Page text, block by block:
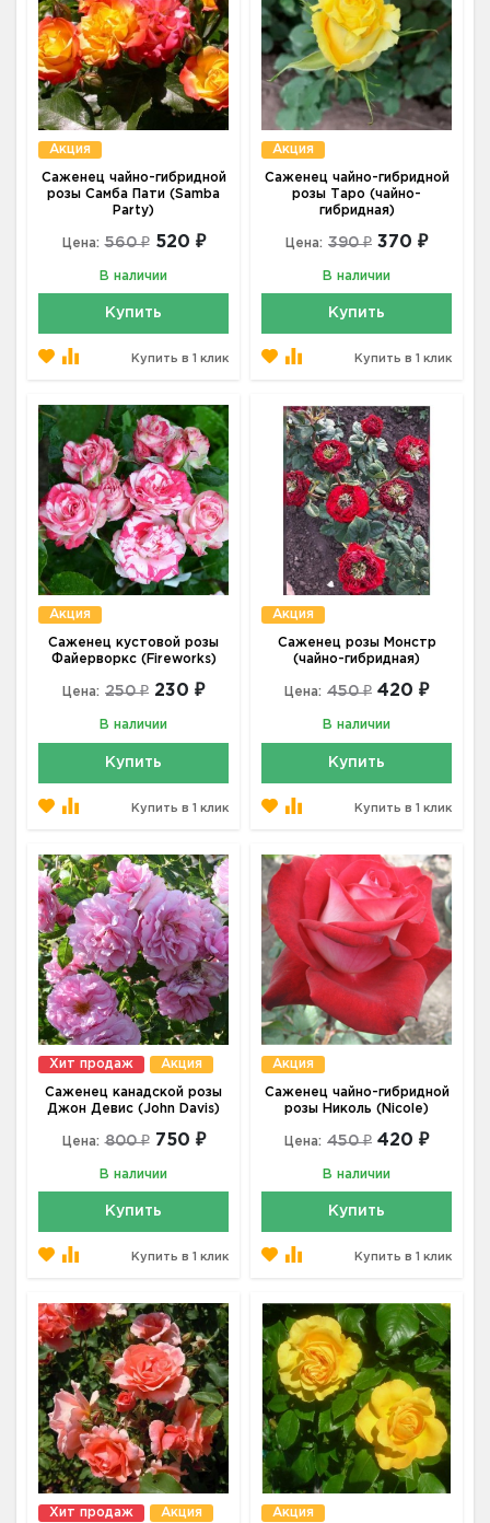
Акция
Саженец чайно-гибридной
розы Самба Пати (Samba
Party)
Цена: 560 ₽ 520 ₽
В наличии
Купить
Купить в 1 клик
Акция
Саженец чайно-гибридной
розы Таро (чайно-
гибридная)
Цена: 390 ₽ 370 ₽
В наличии
Купить
Купить в 1 клик
Акция
Саженец кустовой розы
Файерворкс (Fireworks)
Цена: 250 ₽ 230 ₽
В наличии
Купить
Купить в 1 клик
Акция
Саженец розы Монстр
(чайно-гибридная)
Цена: 450 ₽ 420 ₽
В наличии
Купить
Купить в 1 клик
Хит продаж Акция
Саженец канадской розы
Джон Девис (John Davis)
Цена: 800 ₽ 750 ₽
В наличии
Купить
Купить в 1 клик
Акция
Саженец чайно-гибридной
розы Николь (Nicole)
Цена: 450 ₽ 420 ₽
В наличии
Купить
Купить в 1 клик
Хит продаж Акция Акция